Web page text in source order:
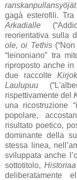
ranskanpullansyöjät
gagà esterofili.
Arkadialle
reorientativa sulla
ole, oi Tethis
“leinoniano” tra
riproposto anche in
due raccolte
Laulupuu
rispettivamente del
una ricostruzione
popolare,
risultato poetico,
dominante della
stessa linea,
sviluppata anche
sottotitolo,
deliberatamente